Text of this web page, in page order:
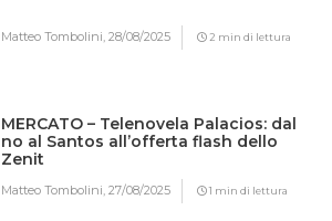
Matteo Tombolini,28/08/2025 2 min di lettura
MERCATO – Telenovela Palacios: dal
no al Santos all’offerta flash dello
Zenit
Matteo Tombolini,27/08/2025 1 min di lettura